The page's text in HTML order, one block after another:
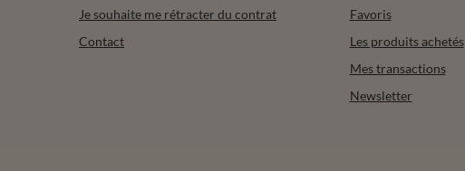
Je souhaite me rétracter du contrat
Contact
Favoris
Les produits achetés
Mes transactions
Newsletter